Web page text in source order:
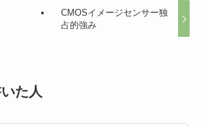
CMOSイメージセンサー独
占的強み
た人